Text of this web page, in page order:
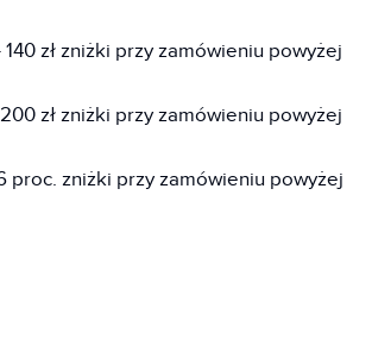
140 zł zniżki przy zamówieniu powyżej
zł zniżki przy zamówieniu powyżej
proc. zniżki przy zamówieniu powyżej